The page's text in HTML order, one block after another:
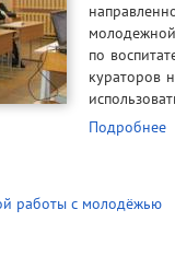
по
кураторов
Подробнее
работы с молодёжью